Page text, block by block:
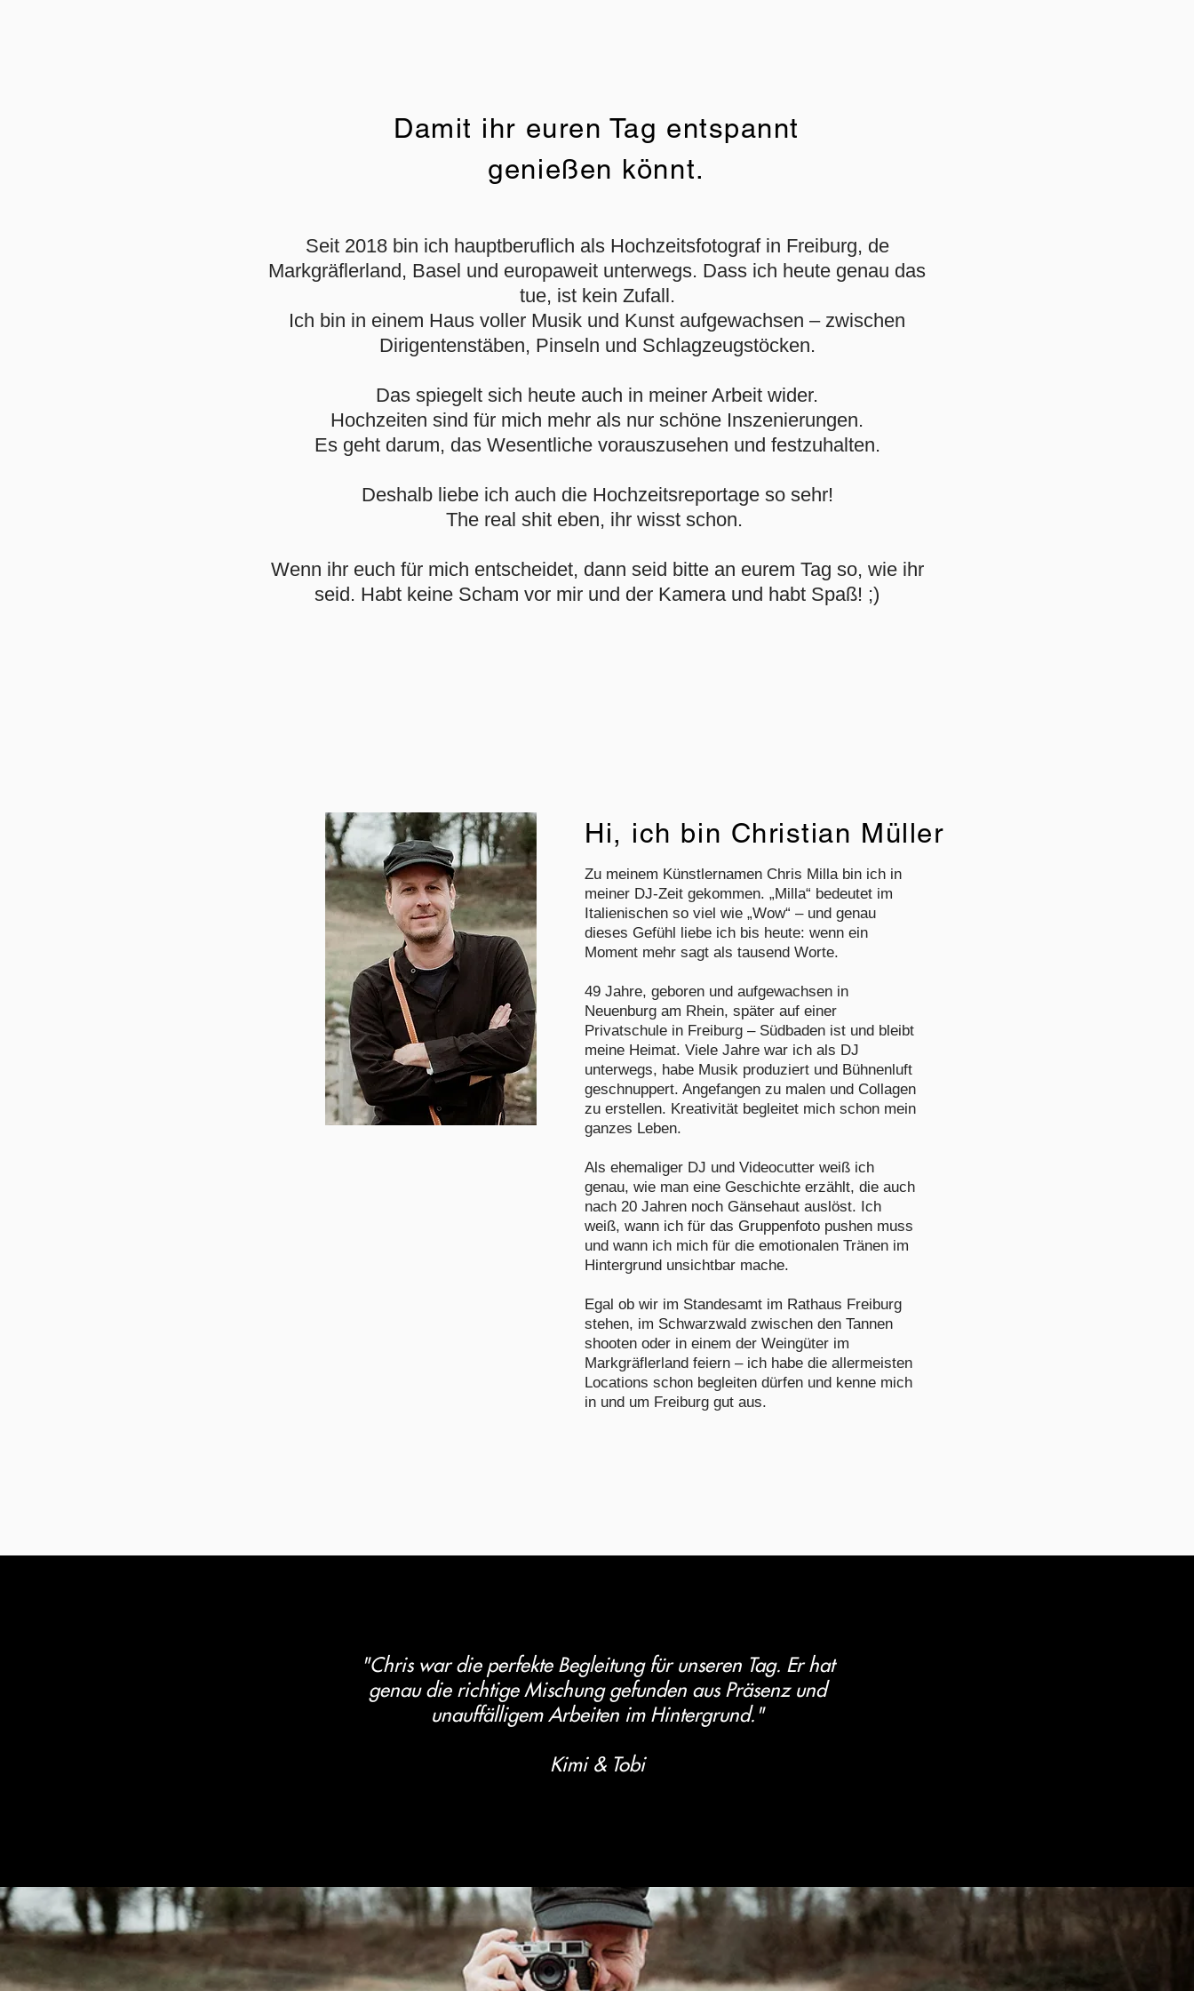
Damit ihr euren Tag entspannt
genießen könnt.
Seit 2018 bin ich hauptberuflich als Hochzeitsfotograf in Freiburg, de
Markgräflerland, Basel und europaweit unterwegs. Dass ich heute genau das
tue, ist kein Zufall.
Ich bin in einem Haus voller Musik und Kunst aufgewachsen – zwischen
Dirigentenstäben, Pinseln und Schlagzeugstöcken.
Das spiegelt sich heute auch in meiner Arbeit wider.
Hochzeiten sind für mich mehr als nur schöne Inszenierungen.
Es geht darum, das Wesentliche vorauszusehen und festzuhalten.
Deshalb liebe ich auch die Hochzeitsreportage so sehr!
The real shit eben, ihr wisst schon. ​​​​​​​​​​​​
Wenn ihr euch für mich entscheidet, dann seid bitte an eurem Tag so, wie ihr
seid. Habt keine Scham vor mir und der Kamera und habt Spaß! ;)
Hi, ich bin Christian Müller
Zu meinem Künstlernamen Chris Milla bin ich in
meiner DJ-Zeit gekommen. „Milla“ bedeutet im
Italienischen so viel wie „Wow“ – und genau
dieses Gefühl liebe ich bis heute: wenn ein
Moment mehr sagt als tausend Worte.
49 Jahre, geboren und aufgewachsen in
Neuenburg am Rhein, später auf einer
Privatschule in Freiburg – Südbaden ist und bleibt
meine Heimat. Viele Jahre war ich als DJ
unterwegs, habe Musik produziert und Bühnenluft
geschnuppert. Angefangen zu malen und Collagen
zu erstellen. Kreativität begleitet mich schon mein
ganzes Leben.
Als ehemaliger DJ und Videocutter weiß ich
genau, wie man eine Geschichte erzählt, die auch
nach 20 Jahren noch Gänsehaut auslöst. Ich
weiß, wann ich für das Gruppenfoto pushen muss
und wann ich mich für die emotionalen Tränen im
Hintergrund unsichtbar mache.
Egal ob wir im Standesamt im Rathaus Freiburg
stehen, im Schwarzwald zwischen den Tannen
shooten oder in einem der Weingüter im
Markgräflerland feiern – ich habe die allermeisten
Locations schon begleiten dürfen und kenne mich
in und um Freiburg gut aus.
"Chris war die perfekte Begleitung für unseren Tag. Er hat
genau die richtige Mischung gefunden aus Präsenz und
unauffälligem Arbeiten im Hintergrund."
Kimi & Tobi